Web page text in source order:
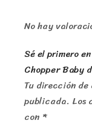
No hay
Sé el primero
Chopper Baby
Tu dirección
publicada. Los
con *